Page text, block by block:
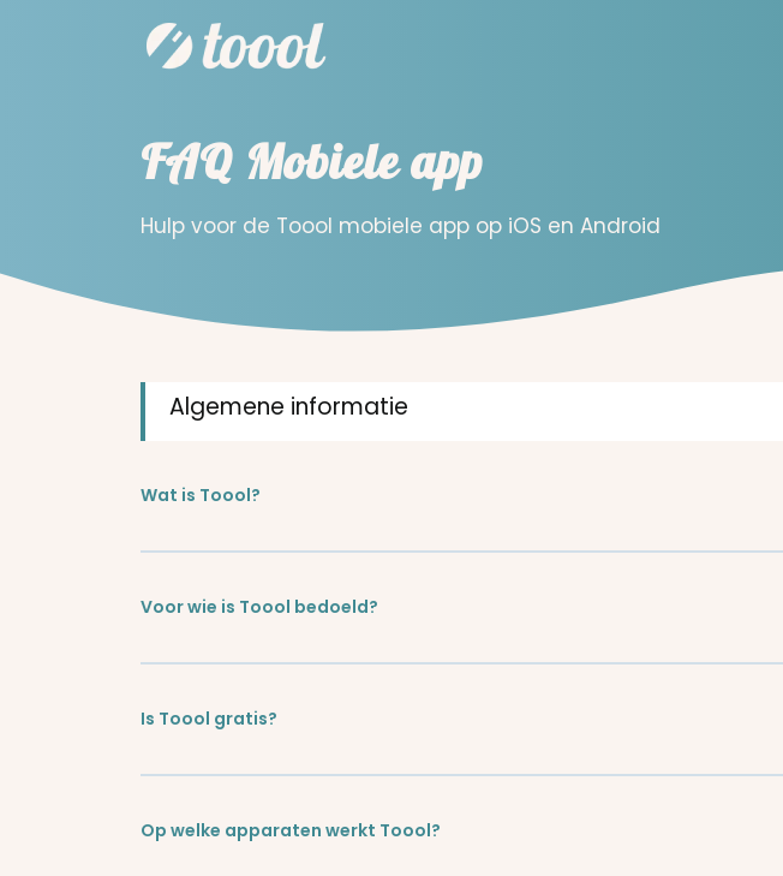
FAQ Mobiele app
Hulp voor de Toool mobiele app op iOS en Android
Algemene informatie
Wat is Toool?
Voor wie is Toool bedoeld?
Is Toool gratis?
Op welke apparaten werkt Toool?